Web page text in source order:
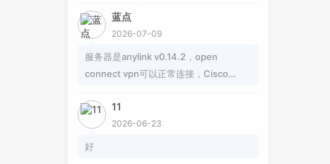
蓝点
2026-07-09
服务器是anylink v0.14.2，open
connect vpn可以正常连接，Cisco
么办？11
2026-06-23
好